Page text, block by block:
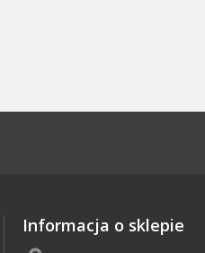
Informacja o sklepie